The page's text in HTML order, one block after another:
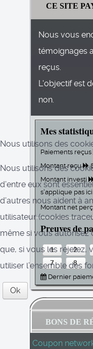
CE SITE
Nous vous
témoignages
reçus.
L'objectif est
non.
Mes
Paiements reçus
Montant reçu
Montant investi
s'applique pas ici
Montant net
Preuves de
1 2
7
8
Dernier
BONS DE
Coupon
Nous utilisons des
Nous utilisons des
d’entre eux sont
d’autres nous aident à
utilisateur (cookies
même si vous autorisez
que, si vous les rejetez,
utiliser l’ensemble des
Ok